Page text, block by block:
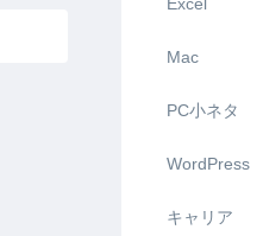
Excel
Mac
PC小ネタ
WordPress
キャリア